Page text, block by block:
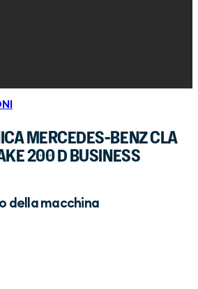
MERCEDES-BENZ CLA
200 D BUSINESS
della macchina